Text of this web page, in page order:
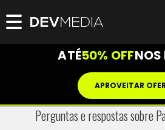
ATÉ50% OFFNOS
APROVEITAR
Perguntas e respostas sobre